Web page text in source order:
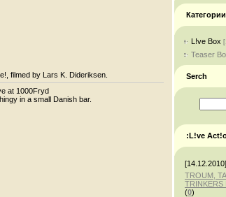
filmed by Lars K. Dideriksen.
at 1000Fryd
in a small Danish bar.
L!ve Box
Teaser
Serch
:L!ve
[14.12.2010]
TROUM,
TRINKERS
(0)